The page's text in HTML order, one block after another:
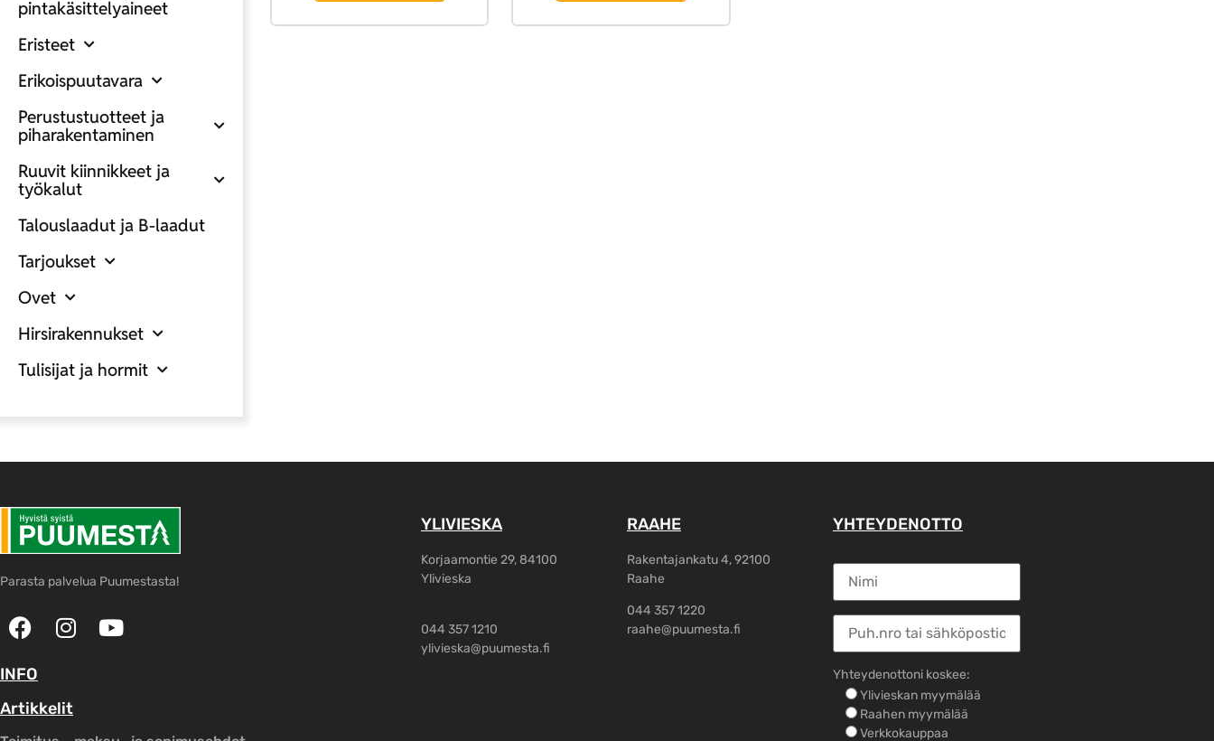
pintakäsittelyaineet
Eristeet
Erikoispuutavara
Perustustuotteet ja
piharakentaminen
Ruuvit kiinnikkeet ja
työkalut
Talouslaadut ja B-laadut
Tarjoukset
Ovet
Hirsirakennukset
Tulisijat ja hormit
Parasta palvelua Puumestasta!
INFO
Artikkelit
YLIVIESKA
Korjaamontie 29, 84100
Ylivieska
044 357 1210
ylivieska@puumesta.fi
RAAHE
Rakentajankatu 4, 92100
Raahe
044 357 1220
raahe@puumesta.fi
YHTEYDENOTTO
Yhteydenottoni koskee:
Ylivieskan myymälää
Raahen myymälää
Verkkokauppaa